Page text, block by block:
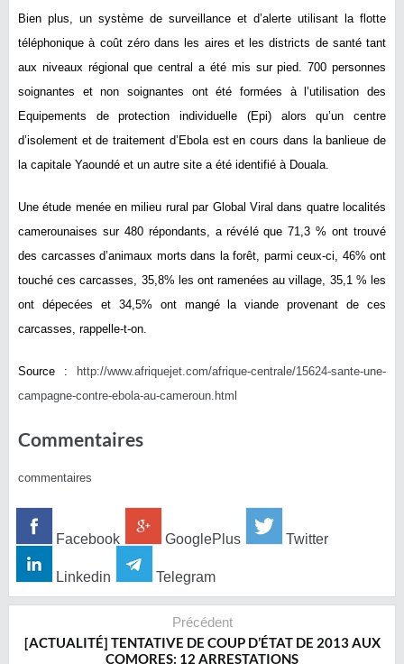
Bien plus, un système de surveillance et d’alerte utilisant la flotte
téléphonique à coût zéro dans les aires et les districts de santé tant
aux niveaux régional que central a été mis sur pied. 700 personnes
soignantes et non soignantes ont été formées à l’utilisation des
Equipements de protection individuelle (Epi) alors qu’un centre
d’isolement et de traitement d’Ebola est en cours dans la banlieue de
la capitale Yaoundé et un autre site a été identifié à Douala.
Une étude menée en milieu rural par Global Viral dans quatre localités
camerounaises sur 480 répondants, a révélé que 71,3 % ont trouvé
des carcasses d’animaux morts dans la forêt, parmi ceux-ci, 46% ont
touché ces carcasses, 35,8% les ont ramenées au village, 35,1 % les
ont dépecées et 34,5% ont mangé la viande provenant de ces
carcasses, rappelle-t-on.
Source : http://www.afriquejet.com/afrique-centrale/15624-sante-une-
campagne-contre-ebola-au-cameroun.html
Commentaires
commentaires
Facebook GooglePlus Twitter
Linkedin Telegram
Précédent
[ACTUALITÉ] TENTATIVE DE COUP D’ÉTAT DE 2013 AUX
COMORES: 12 ARRESTATIONS